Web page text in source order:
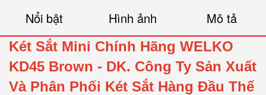
Nổi bật Hình ảnh Mô tả
Két Sắt Mini Chính Hãng WELKO
KD45 Brown - DK. Công Ty Sản Xuất
Và Phân Phối Két Sắt Hàng Đầu Thế